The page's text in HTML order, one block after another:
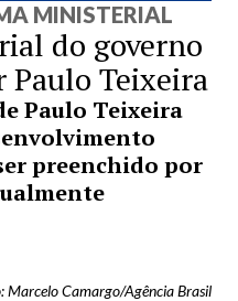
MINISTERIAL
do governo
Teixeira
Paulo Teixeira
preenchido por
Marcelo Camargo/Agência Brasil